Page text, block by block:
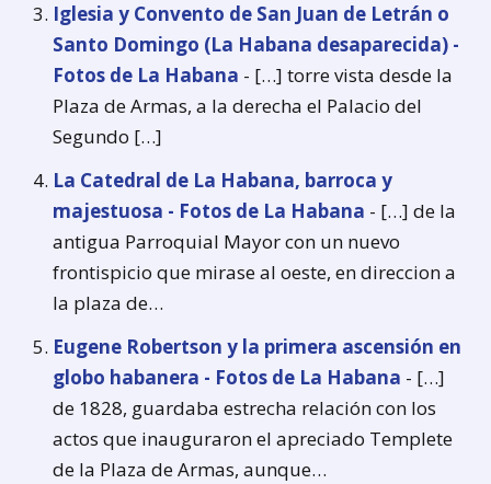
Iglesia y Convento de San Juan de Letrán o
Santo Domingo (La Habana desaparecida) -
Fotos de La Habana - […] torre vista desde la
Plaza de Armas, a la derecha el Palacio del
Segundo […]
La Catedral de La Habana, barroca y
majestuosa - Fotos de La Habana - […] de la
antigua Parroquial Mayor con un nuevo
frontispicio que mirase al oeste, en direccion a
la plaza de…
Eugene Robertson y la primera ascensión en
globo habanera - Fotos de La Habana - […]
de 1828, guardaba estrecha relación con los
actos que inauguraron el apreciado Templete
de la Plaza de Armas, aunque…